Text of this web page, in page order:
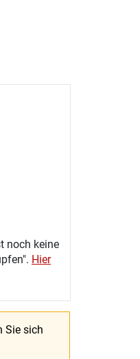
noch keine
Hier
Sie sich